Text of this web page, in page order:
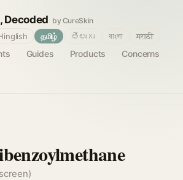
Decoded by CureSkin
Guides Products
Concerns
தமிழ் తెలుగు বাংলা मराठी